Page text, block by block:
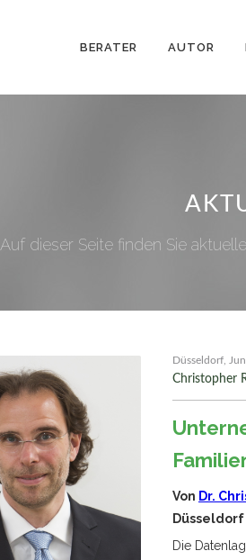
BERATER AUTOR
Auf dieser Seite finden Sie
Düsseldorf,
Christopher
Von Dr.
Düsseldorf
Die